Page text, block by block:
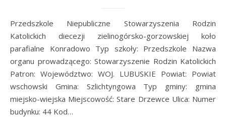
Przedszkole Niepubliczne Stowarzyszenia Rodzin
Katolickich diecezji zielinogórsko-gorzowskiej koło
parafialne Konradowo Typ szkoły: Przedszkole Nazwa
organu prowadzącego: Stowarzyszenie Rodzin Katolickich
Patron: Województwo: WOJ. LUBUSKIE Powiat: Powiat
wschowski Gmina: Szlichtyngowa Typ gminy: gmina
miejsko-wiejska Miejscowość: Stare Drzewce Ulica: Numer
budynku: 44 Kod…